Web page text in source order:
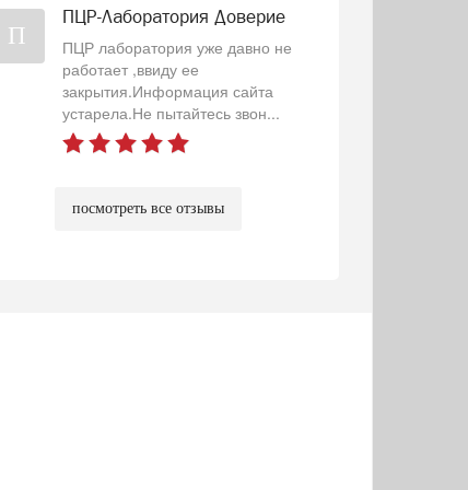
П
ПЦР-Лаборатория Доверие
ПЦР лаборатория уже давно не
работает ,ввиду ее
закрытия.Информация сайта
устарела.Не пытайтесь звон...
посмотреть все отзывы